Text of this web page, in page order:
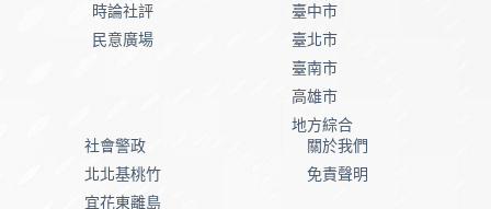
時論社評
民意廣場
臺中市
臺北市
臺南市
高雄市
地方綜合
社會警政
北北基桃竹
宜花東離島
關於我們
免責聲明